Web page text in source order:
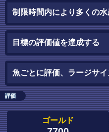
制限時間内により多くの水
目標の評価値を達成する
魚ごとに評価、ラージサ
評価
ゴールド